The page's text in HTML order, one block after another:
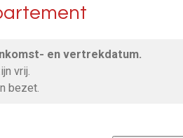
en vertrekdatum.
vrij.
bezet.